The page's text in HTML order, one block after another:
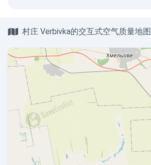
村庄 Verbivka的交互式空气质量地图